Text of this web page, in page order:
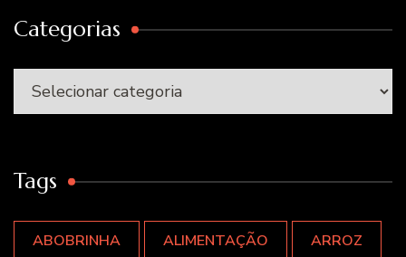
Categorias
Categorias
Tags
ABOBRINHA ALIMENTAÇÃO ARROZ